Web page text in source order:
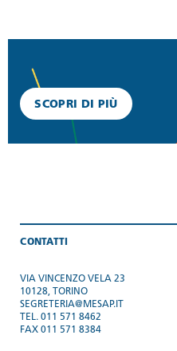
SCOPRI DI PIÙ
CONTATTI
VIA VINCENZO VELA 23
10128, TORINO
SEGRETERIA@MESAP.IT
TEL. 011 571 8462
FAX 011 571 8384